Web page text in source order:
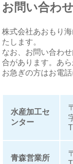
お問い合わせ
株式会社あおもり
たします。
なお、お問い合わ
合があります。あ
お急ぎの方はお電
水産加工セ
ンター
青森営業所